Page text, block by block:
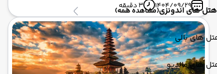
هتل های اندونزی(مشاهده همه)
های بالی
های مالدیو
یکی از مرموزترین جاذبه‌های گردشگری بالی است که
گردشگران ماجراجو را به خود می‌خواند. این هتل نیمه‌کاره
در دل کوهستان‌های سرسبز بدوگول، با دیوارهای پوشیده
از خزه و راهروهای تاریک، داستانی از شکوه از دست رفته و
شبح‌ های گذشته روایت می‌کند.
1404/09/29 3 دقیقه